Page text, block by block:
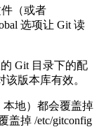
（或者
选项让 Git 读
Git 目录下的配
版本库有效。
本地）都会覆盖掉
盖掉 /etc/gitconfig